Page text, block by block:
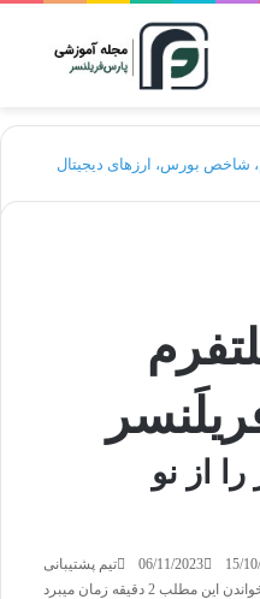
از نو
تیم پشتیبانی 06/11/2023
این مطلب 2 دقیقه زمان میبرد